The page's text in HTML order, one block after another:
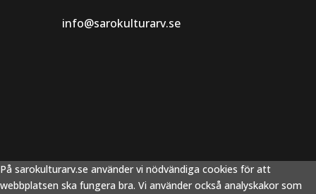
info@sarokulturarv.se
På sarokulturarv.se använder vi nödvändiga cookies för att
webbplatsen ska fungera bra. Vi använder också analyskakor som